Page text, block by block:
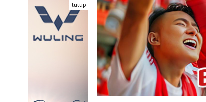
tutup